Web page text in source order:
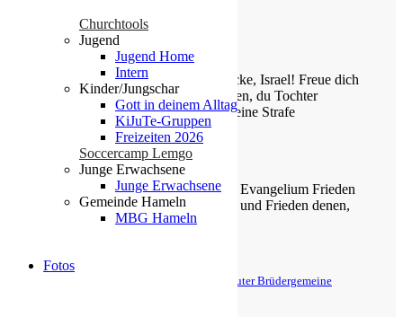
Churchtools
Jugend
Jugend Home
Intern
Kinder/Jungschar
Gott in deinem Alltag
KiJuTe-Gruppen
Freizeiten 2026
Soccercamp Lemgo
Junge Erwachsene
Junge Erwachsene
Gemeinde Hameln
MBG Hameln
Fotos
Die Losung von heute
Jauchze, du Tochter Zion! Frohlocke, Israel! Freue dich
und sei fröhlich von ganzem Herzen, du Tochter
Jerusalem! Denn der HERR hat deine Strafe
weggenommen.
Zefanja 3,14-15
Christus ist gekommen und hat im Evangelium Frieden
verkündigt euch, die ihr fern wart, und Frieden denen,
die nahe waren.
© Evangelische Brüder-Unität – Herrnhuter Brüdergemeine